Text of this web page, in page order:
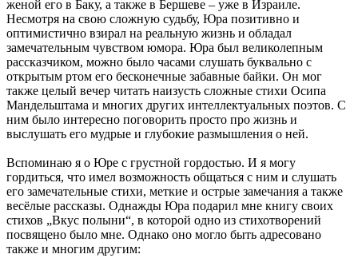
женой его в Баку, а также в Бершеве – уже в Израиле.
Несмотря на свою сложную судьбу, Юра позитивно и
оптимистично взирал на реальную жизнь и обладал
замечательным чувством юмора. Юра был великолепным
рассказчиком, можно было часами слушать буквально с
открытым ртом его бесконечные забавные байки. Он мог
также целый вечер читать наизусть сложные стихи Осипа
Мандельштама и многих других интеллектуальных поэтов. С
ним было интересно поговорить просто про жизнь и
выслушать его мудрые и глубокие размышления о ней.
Вспоминаю я о Юре с грустной гордостью. И я могу
гордиться, что имел возможность общаться с ним и слушать
его замечательные стихи, меткие и острые замечания а также
весёлые рассказы. Однажды Юра подарил мне книгу своих
стихов „Вкус полыни“, в которой одно из стихотворений
посвящено было мне. Однако оно могло быть адресовано
также и многим другим: